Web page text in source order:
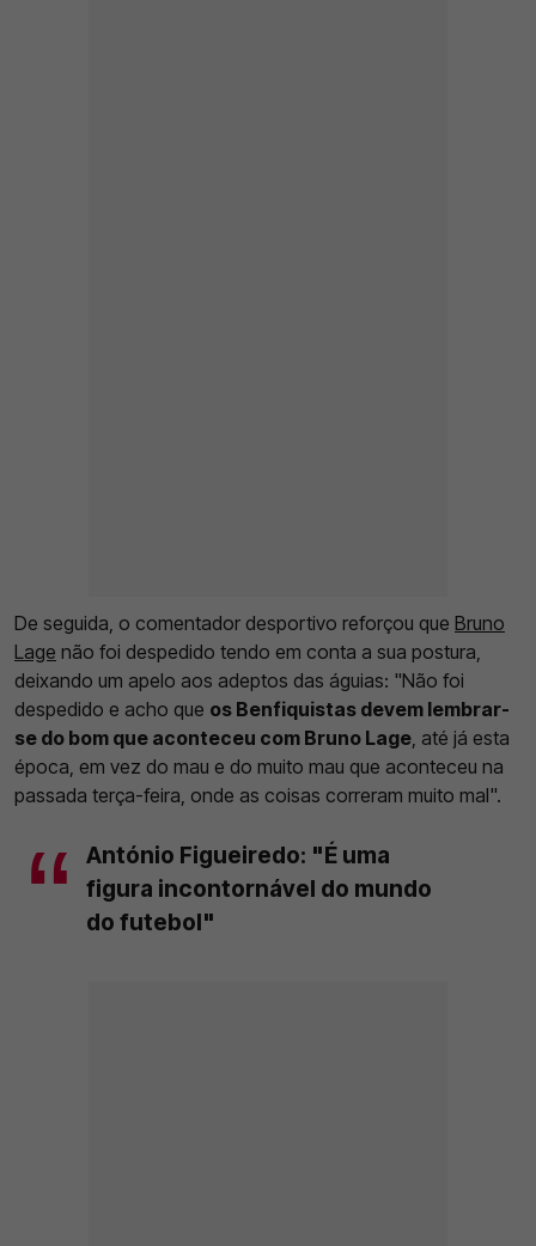
De seguida, o comentador desportivo reforçou que Bruno
Lage não foi despedido tendo em conta a sua postura,
deixando um apelo aos adeptos das águias: "Não foi
despedido e acho que os Benfiquistas devem lembrar-
se do bom que aconteceu com Bruno Lage, até já esta
época, em vez do mau e do muito mau que aconteceu na
passada terça-feira, onde as coisas correram muito mal".
António Figueiredo: "É uma
figura incontornável do mundo
do futebol"